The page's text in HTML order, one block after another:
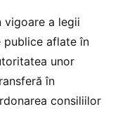
vigoare a legii
publice aflate în
unor
în
consiliilor